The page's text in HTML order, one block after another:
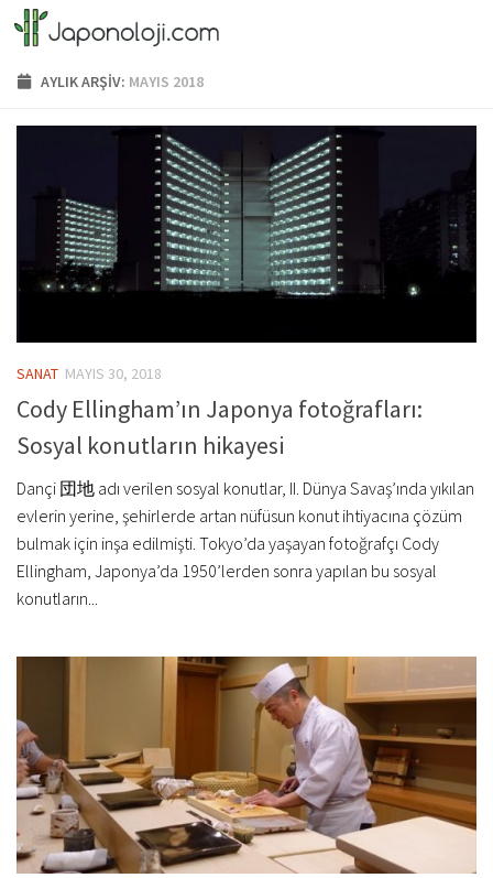
Skip to content
AYLIK ARŞIV: MAYIS 2018
SANAT MAYIS 30, 2018
Cody Ellingham’ın Japonya fotoğrafları:
Sosyal konutların hikayesi
Dançi 団地 adı verilen sosyal konutlar, II. Dünya Savaş’ında yıkılan
evlerin yerine, şehirlerde artan nüfüsun konut ihtiyacına çözüm
bulmak için inşa edilmişti. Tokyo’da yaşayan fotoğrafçı Cody
Ellingham, Japonya’da 1950’lerden sonra yapılan bu sosyal
konutların...